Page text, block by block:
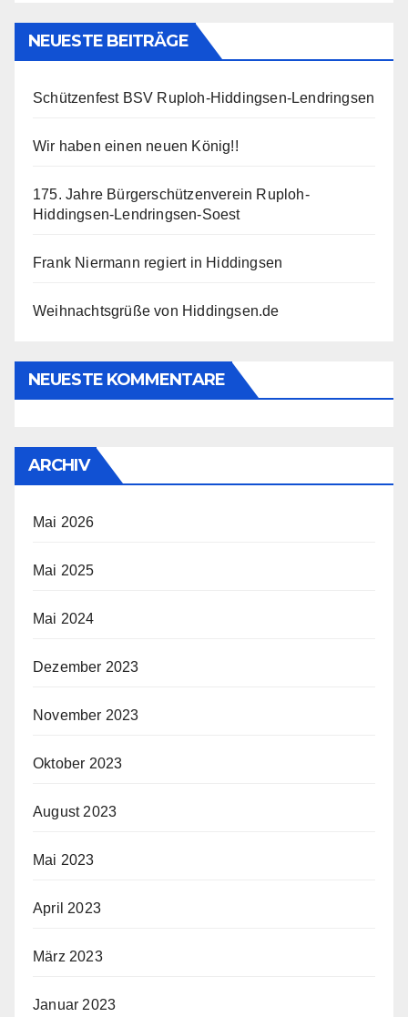
NEUESTE BEITRÄGE
Schützenfest BSV Ruploh-Hiddingsen-Lendringsen
Wir haben einen neuen König!!
175. Jahre Bürgerschützenverein Ruploh-
Hiddingsen-Lendringsen-Soest
Frank Niermann regiert in Hiddingsen
Weihnachtsgrüße von Hiddingsen.de
NEUESTE KOMMENTARE
ARCHIV
Mai 2026
Mai 2025
Mai 2024
Dezember 2023
November 2023
Oktober 2023
August 2023
Mai 2023
April 2023
März 2023
Januar 2023